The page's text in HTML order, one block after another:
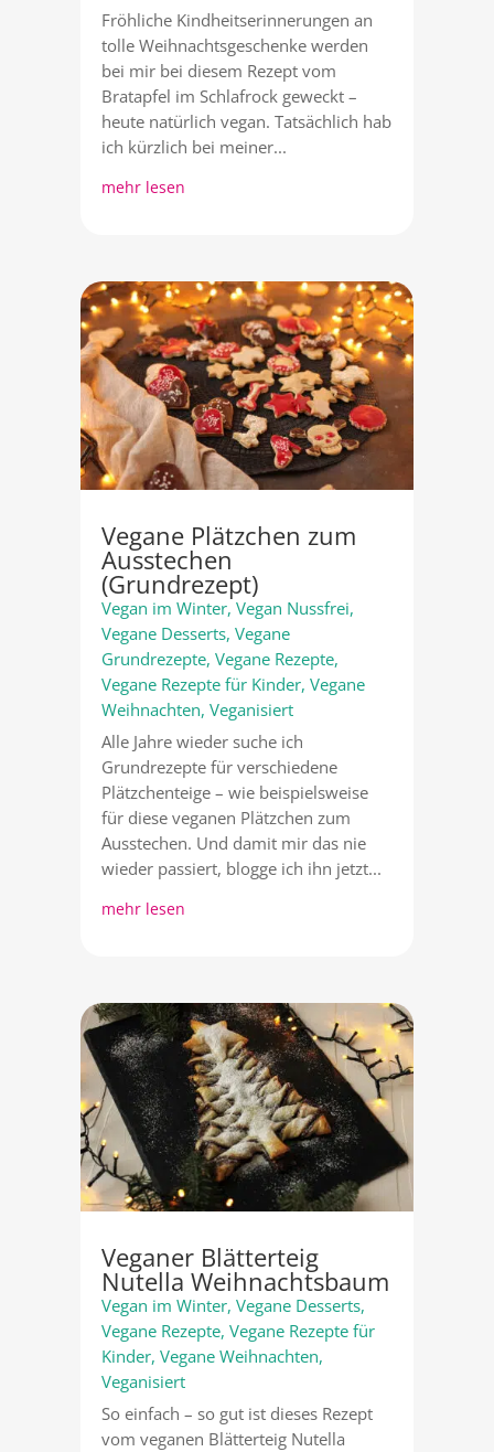
Fröhliche Kindheitserinnerungen an
tolle Weihnachtsgeschenke werden
bei mir bei diesem Rezept vom
Bratapfel im Schlafrock geweckt –
heute natürlich vegan. Tatsächlich hab
ich kürzlich bei meiner...
mehr lesen
Vegane Plätzchen zum
Ausstechen
(Grundrezept)
Vegan im Winter, Vegan Nussfrei,
Vegane Desserts, Vegane
Grundrezepte, Vegane Rezepte,
Vegane Rezepte für Kinder, Vegane
Weihnachten, Veganisiert
Alle Jahre wieder suche ich
Grundrezepte für verschiedene
Plätzchenteige – wie beispielsweise
für diese veganen Plätzchen zum
Ausstechen. Und damit mir das nie
wieder passiert, blogge ich ihn jetzt...
mehr lesen
Veganer Blätterteig
Nutella Weihnachtsbaum
Vegan im Winter, Vegane Desserts,
Vegane Rezepte, Vegane Rezepte für
Kinder, Vegane Weihnachten,
Veganisiert
So einfach – so gut ist dieses Rezept
vom veganen Blätterteig Nutella